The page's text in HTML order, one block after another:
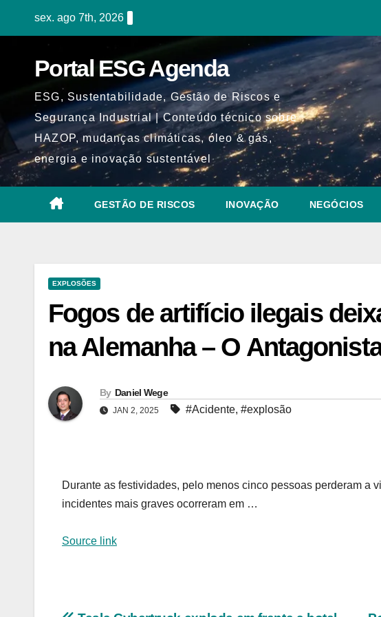
sex. ago 7th, 2026
Portal ESG Agenda
ESG, Sustentabilidade, Gestão de Riscos e
Segurança Industrial | Conteúdo técnico sobre
HAZOP, mudanças climáticas, óleo & gás,
energia e inovação sustentável
GESTÃO DE RISCOS INOVAÇÃO NEGÓCIOS
EXPLOSÕES
Fogos de artifício ilegais
na Alemanha – O
By Daniel Wege
JAN 2, 2025 #Acidente, #explosão
Durante as festividades, pelo menos cinco pessoas perderam a
incidentes mais graves ocorreram em …
Source link